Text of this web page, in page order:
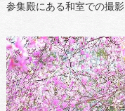
参集殿にある和室での撮影